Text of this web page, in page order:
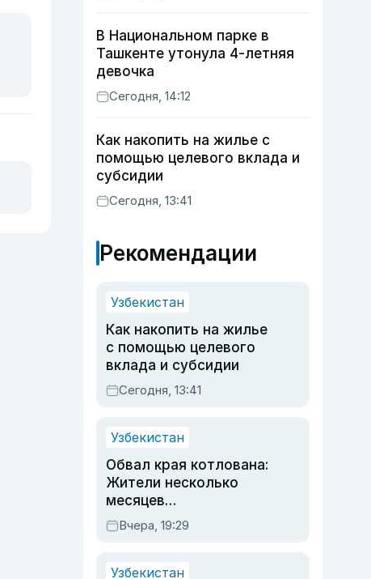
В Национальном парке в
Ташкенте утонула 4-летняя
девочка
Сегодня, 14:12
Как накопить на жилье с
помощью целевого вклада и
субсидии
Сегодня, 13:41
Рекомендации
Узбекистан
Как накопить на жилье
с помощью целевого
вклада и субсидии
Сегодня, 13:41
Узбекистан
Обвал края котлована:
Жители несколько
месяцев
предупреждали об
опасности, но стройка
Вчера, 19:29
Узбекистан